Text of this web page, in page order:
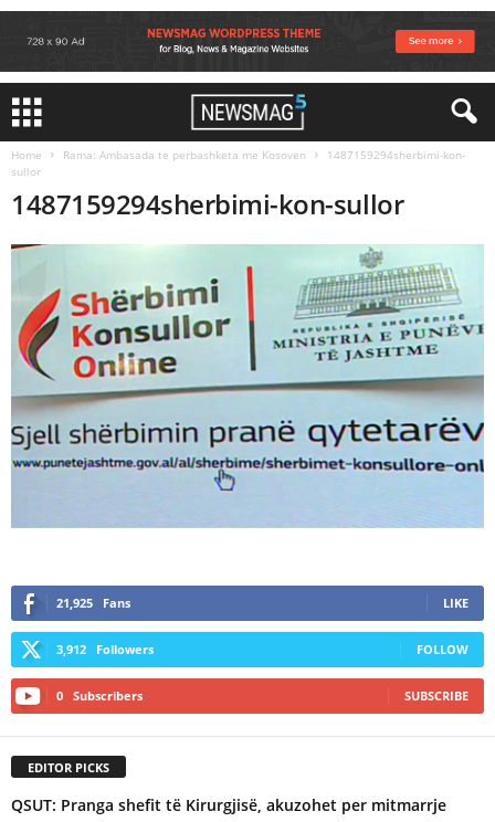
Home Rama: Ambasada te perbashketa me Kosoven
1487159294sherbimi-kon-
sullor
1487159294sherbimi-kon-sullor
21,925 Fans LIKE
3,912 Followers FOLLOW
0 Subscribers SUBSCRIBE
EDITOR PICKS
QSUT: Pranga shefit të Kirurgjisë, akuzohet per mitmarrje